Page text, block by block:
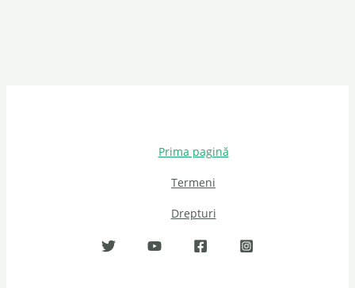
Prima pagină
Termeni
Drepturi